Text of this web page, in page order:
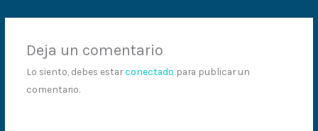
Deja un comentario
Lo siento, debes estarconectado para publicar un
comentario.